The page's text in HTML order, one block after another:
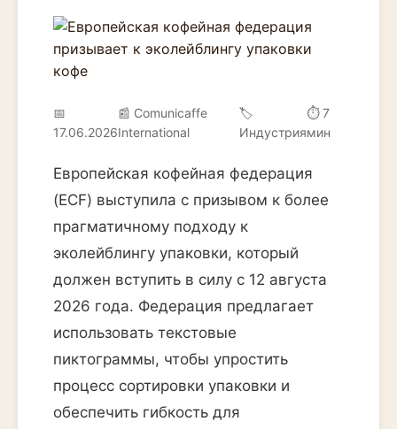
📅
17.06.2026
📰 Comunicaffe
International
🏷️
Индустрия
⏱ 7
мин
Европейская кофейная федерация
(ECF) выступила с призывом к более
прагматичному подходу к
эколейблингу упаковки, который
должен вступить в силу с 12 августа
2026 года. Федерация предлагает
использовать текстовые
пиктограммы, чтобы упростить
процесс сортировки упаковки и
обеспечить гибкость для